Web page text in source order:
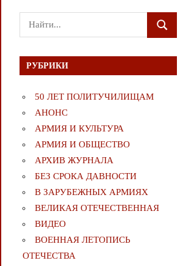
Поиск
для:
ПОИСК
РУБРИКИ
50 ЛЕТ ПОЛИТУЧИЛИЩАМ
АНОНС
АРМИЯ И КУЛЬТУРА
АРМИЯ И ОБЩЕСТВО
АРХИВ ЖУРНАЛА
БЕЗ СРОКА ДАВНОСТИ
В ЗАРУБЕЖНЫХ АРМИЯХ
ВЕЛИКАЯ ОТЕЧЕСТВЕННАЯ
ВИДЕО
ВОЕННАЯ ЛЕТОПИСЬ
ОТЕЧЕСТВА